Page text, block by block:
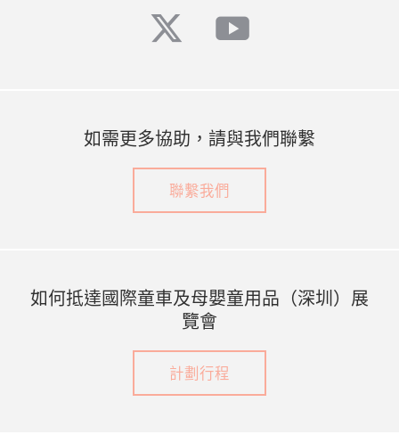
twitteryoutube
如需更多協助，請與我們聯繫
聯繫我們
如何抵達國際童車及母嬰童用品（深圳）展
覽會
計劃行程